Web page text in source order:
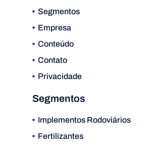
Segmentos
Empresa
Conteúdo
Contato
Privacidade
Segmentos
Implementos Rodoviários
Fertilizantes